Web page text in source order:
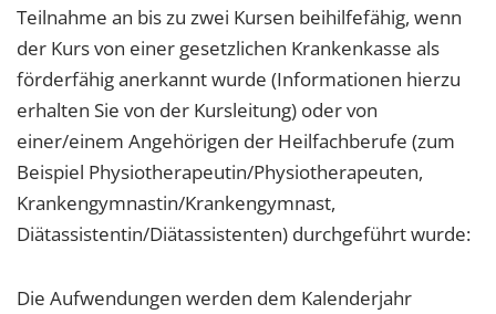
Teilnahme an bis zu zwei Kursen beihilfefähig, wenn
der Kurs von einer gesetzlichen Krankenkasse als
förderfähig anerkannt wurde (Informationen hierzu
erhalten Sie von der Kursleitung) oder von
einer/einem Angehörigen der Heilfachberufe (zum
Beispiel Physiotherapeutin/Physiotherapeuten,
Krankengymnastin/Krankengymnast,
Diätassistentin/Diätassistenten) durchgeführt wurde:
Die Aufwendungen werden dem Kalenderjahr